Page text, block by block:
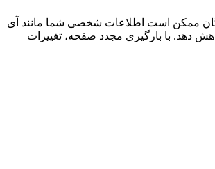
ممکن است اطلاعات شخصی شما مانند آی
دهد. با بارگیری مجدد صفحه، تغییرات